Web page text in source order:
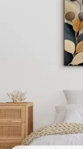
грн
Яскраві,
Стійкість до
✓ Поверхня з
✗ Екологічний